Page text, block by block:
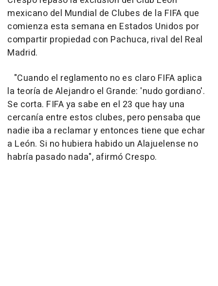
mexicano del Mundial de Clubes de la FIFA que
comienza esta semana en Estados Unidos por
compartir propiedad con Pachuca, rival del Real
Madrid.
"Cuando el reglamento no es claro FIFA aplica
la teoría de Alejandro el Grande: 'nudo gordiano'.
Se corta. FIFA ya sabe en el 23 que hay una
cercanía entre estos clubes, pero pensaba que
nadie iba a reclamar y entonces tiene que echar
a León. Si no hubiera habido un Alajuelense no
habría pasado nada", afirmó Crespo.